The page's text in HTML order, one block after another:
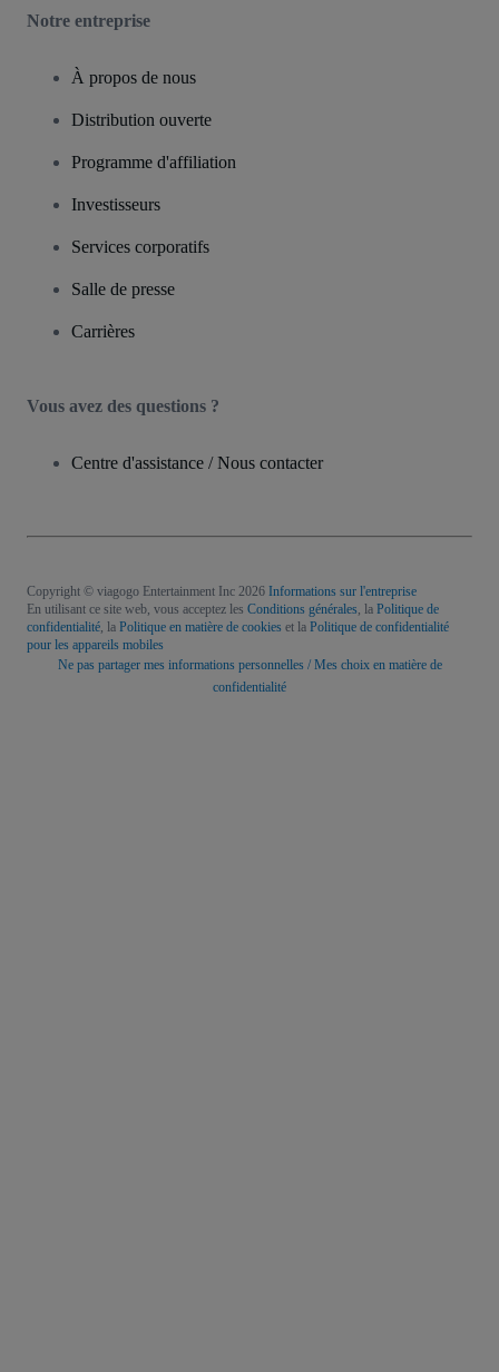
Notre entreprise
À propos de nous
Distribution ouverte
Programme d'affiliation
Investisseurs
Services corporatifs
Salle de presse
Carrières
Vous avez des questions ?
Centre d'assistance / Nous contacter
Copyright © viagogo Entertainment Inc 2026 Informations sur l'entreprise
En utilisant ce site web, vous acceptez les Conditions générales, la Politique de
confidentialité, la Politique en matière de cookies et la Politique de confidentialité
pour les appareils mobiles
Ne pas partager mes informations personnelles / Mes choix en matière de
confidentialité